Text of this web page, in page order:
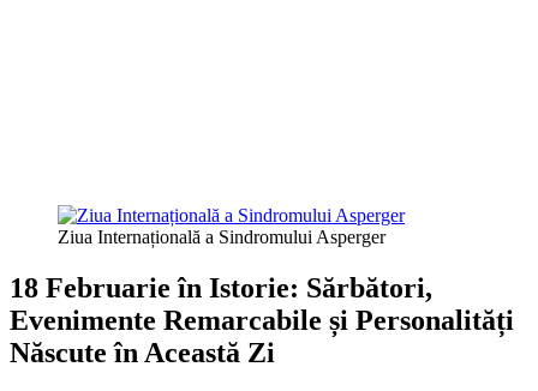
Ziua Internațională a Sindromului Asperger
18 Februarie în Istorie: Sărbători,
Evenimente Remarcabile și Personalități
Născute în Această Zi